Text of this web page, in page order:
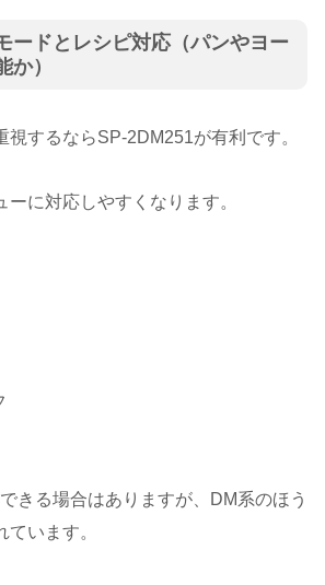
ードとレシピ対応（パンやヨー
か）
視するならSP-2DM251が有利です。
ーに対応しやすくなります。
きる場合はありますが、DM系のほう
います。